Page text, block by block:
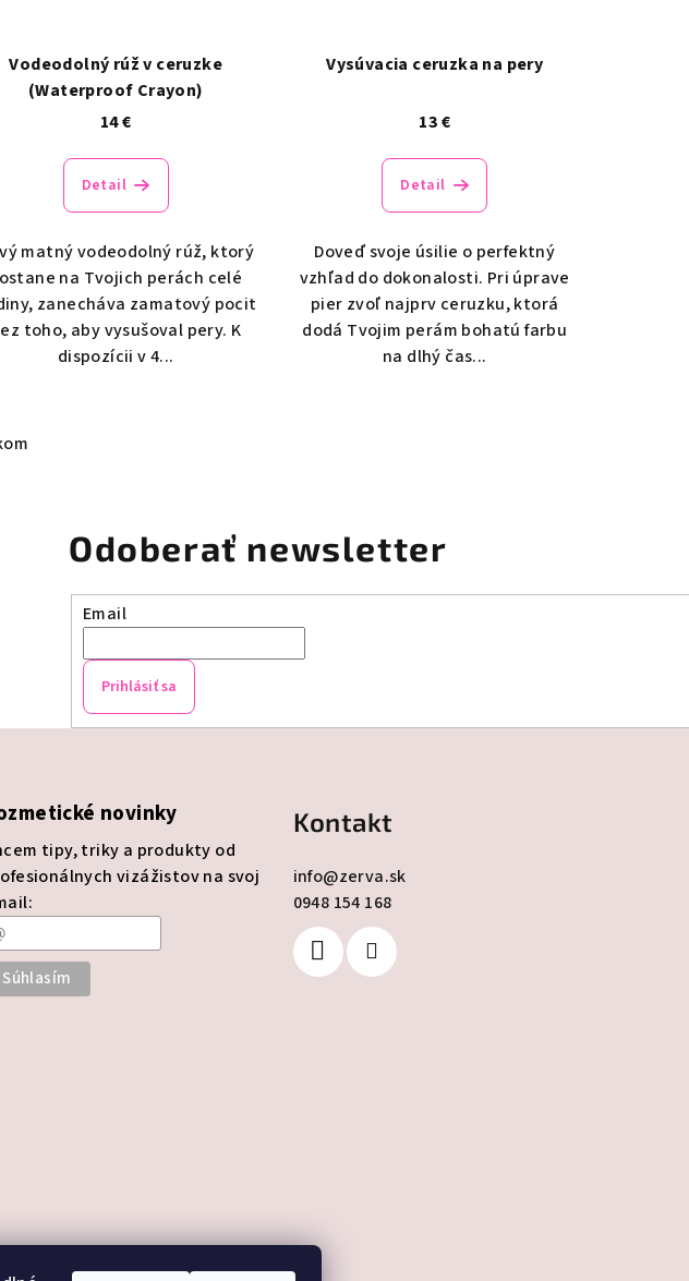
Vodeodolný rúž v ceruzke
(Waterproof Crayon)
14 €
Detail
matný vodeodolný rúž, ktorý
na Tvojich perách celé
zanecháva zamatový pocit
toho, aby vysušoval pery. K
dispozícii v 4...
Vysúvacia ceruzka na pery
13 €
Detail
Doveď svoje úsilie o perfektný
vzhľad do dokonalosti. Pri úprave
pier zvoľ najprv ceruzku, ktorá
dodá Tvojim perám bohatú farbu
na dlhý čas...
Odoberať newsletter
Email
Prihlásiť sa
novinky
tipy, triky a produkty od
vizážistov na svoj
Kontakt
info@zerva.sk
0948 154 168